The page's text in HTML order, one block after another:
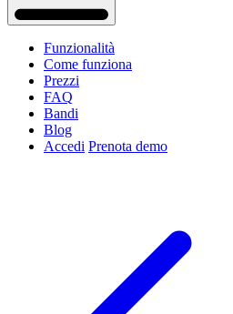
Funzionalità
Come funziona
Prezzi
FAQ
Bandi
Blog
Accedi Prenota demo